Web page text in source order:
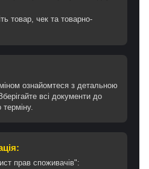
товар, чек та товарно-
ознайомтеся з детальною
всі документи до
терміну.
прав споживачів":